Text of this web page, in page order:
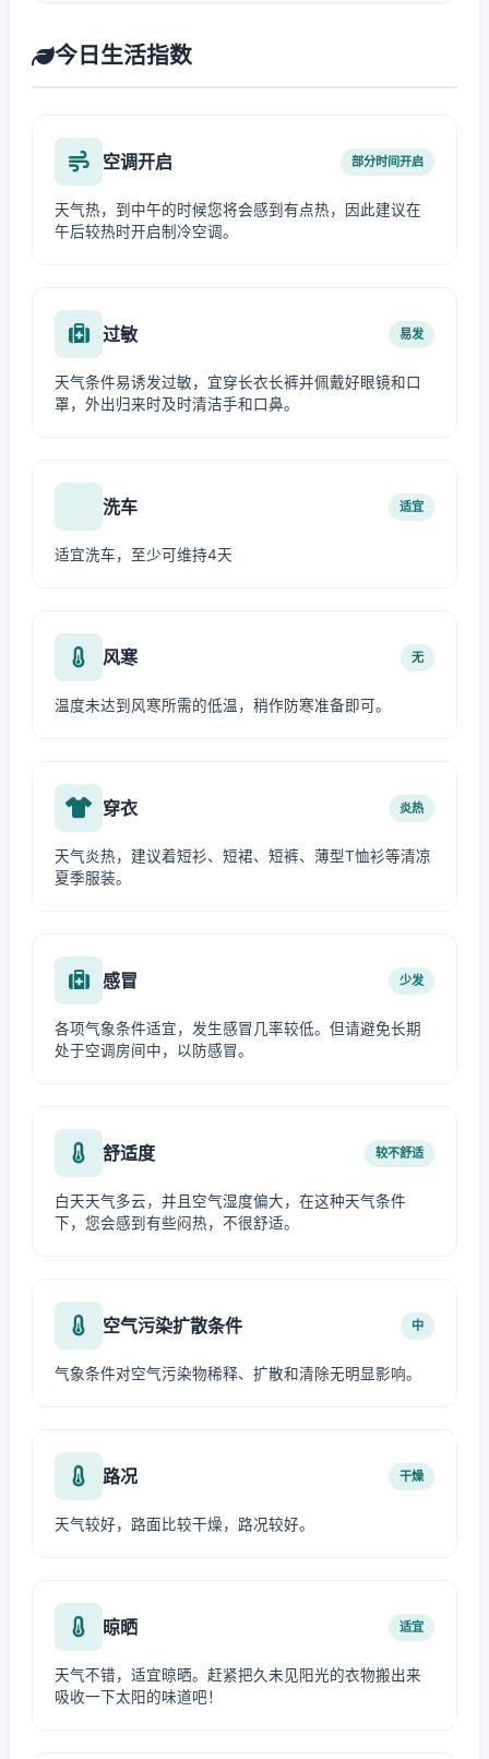
今日生活指数
空调开启 部分时间开启
天气热，到中午的时候您将会感到有点热，因此建议在
午后较热时开启制冷空调。
过敏 易发
天气条件易诱发过敏，宜穿长衣长裤并佩戴好眼镜和口
罩，外出归来时及时清洁手和口鼻。
洗车 适宜
适宜洗车，至少可维持4天
风寒 无
温度未达到风寒所需的低温，稍作防寒准备即可。
穿衣 炎热
天气炎热，建议着短衫、短裙、短裤、薄型T恤衫等清凉
夏季服装。
感冒 少发
各项气象条件适宜，发生感冒几率较低。但请避免长期
处于空调房间中，以防感冒。
舒适度 较不舒适
白天天气多云，并且空气湿度偏大，在这种天气条件
下，您会感到有些闷热，不很舒适。
空气污染扩散条件 中
气象条件对空气污染物稀释、扩散和清除无明显影响。
路况 干燥
天气较好，路面比较干燥，路况较好。
晾晒 适宜
天气不错，适宜晾晒。赶紧把久未见阳光的衣物搬出来
吸收一下太阳的味道吧！